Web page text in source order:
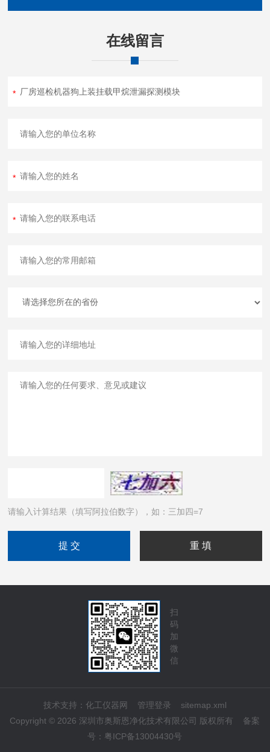
在线留言
请输入计算结果（填写阿拉伯数字），如：三加四=7
扫
码
加
微
信
技术支持： 化工仪器网 管理登录
sitemap.xml
Copyright © 2026 深圳市奥斯恩净化技术有限公司 版权所有 备案
号： 粤ICP备13004430号